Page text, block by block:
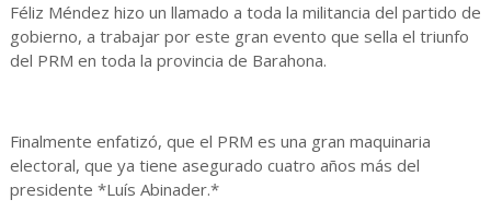
Féliz Méndez hizo un llamado a toda la militancia del partido de
gobierno, a trabajar por este gran evento que sella el triunfo
del PRM en toda la provincia de Barahona.
Finalmente enfatizó, que el PRM es una gran maquinaria
electoral, que ya tiene asegurado cuatro años más del
presidente *Luís Abinader.*